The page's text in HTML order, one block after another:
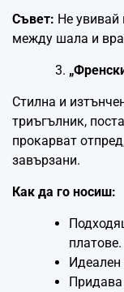
Съвет: Не увивай
между шала и
Стилна и
триъгълник,
прокарват
завързани.
Как да го носиш:
платове.
Идеален
Придава